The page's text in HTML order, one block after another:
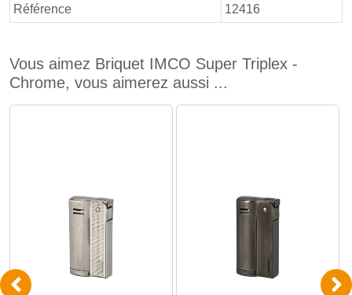
Référence
12416
Vous aimez Briquet IMCO Super Triplex -
Chrome, vous aimerez aussi ...